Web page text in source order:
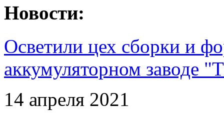
Новости:
Осветили цех сборки и
аккумуляторном заводе
14 апреля 2021